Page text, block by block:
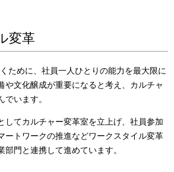
変革
ために、社員一人ひとりの能力を最大限に
や文化醸成が重要になると考え、カルチャ
います。
してカルチャー変革室を立上げ、社員参加
ートワークの推進などワークスタイル変革
門と連携して進めています。